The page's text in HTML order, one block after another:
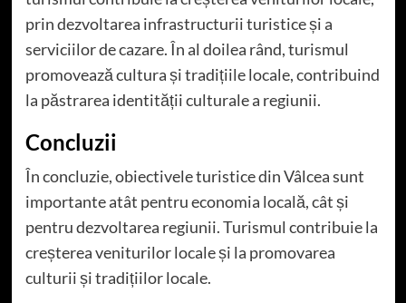
prin dezvoltarea infrastructurii turistice și a
serviciilor de cazare. În al doilea rând, turismul
promovează cultura și tradițiile locale, contribuind
la păstrarea identității culturale a regiunii.
Concluzii
În concluzie, obiectivele turistice din Vâlcea sunt
importante atât pentru economia locală, cât și
pentru dezvoltarea regiunii. Turismul contribuie la
creșterea veniturilor locale și la promovarea
culturii și tradițiilor locale.